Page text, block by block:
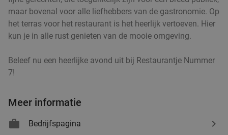
maar bovenal voor alle liefhebbers van de gastronomie. Op
het terras voor het restaurant is het heerlijk vertoeven. Hier
kun je in alle rust genieten van de mooie omgeving.
Beleef nu een heerlijke avond uit bij Restaurantje Nummer
7!
Meer informatie
Bedrijfspagina